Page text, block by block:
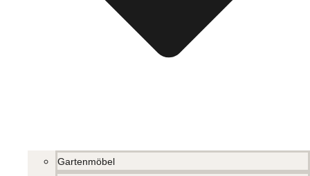
Gartenmöbel